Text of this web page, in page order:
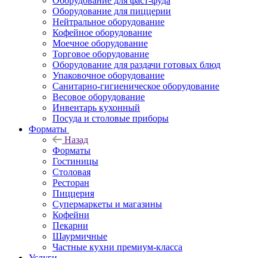
Оборудование для пиццерии
Нейтральное оборудование
Кофейное оборудование
Моечное оборудование
Торговое оборудование
Оборудование для раздачи готовых блюд
Упаковочное оборудование
Санитарно-гигиеническое оборудование
Весовое оборудование
Инвентарь кухонный
Посуда и столовые приборы
Форматы
Назад
Форматы
Гостиницы
Столовая
Ресторан
Пиццерия
Супермаркеты и магазины
Кофейни
Пекарни
Шаурмичные
Частные кухни премиум-класса